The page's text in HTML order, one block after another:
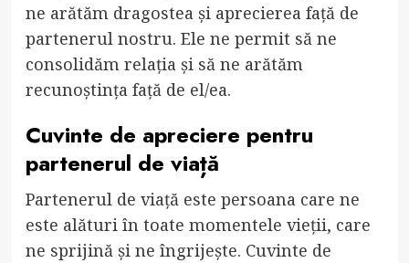
ne arătăm dragostea și aprecierea față de
partenerul nostru. Ele ne permit să ne
consolidăm relația și să ne arătăm
recunoștința față de el/ea.
Cuvinte de apreciere pentru
partenerul de viață
Partenerul de viață este persoana care ne
este alături în toate momentele vieții, care
ne sprijină și ne îngrijește. Cuvinte de